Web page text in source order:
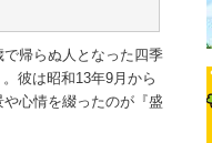
帰らぬ人となった四季
彼は昭和13年9月から
心情を綴ったのが『盛